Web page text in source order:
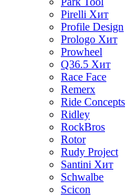
Pirelli Хит
Profile Design
Prologo Хит
Prowheel
Q36.5 Хит
Race Face
Remerx
Ride Concepts
Ridley
RockBros
Rotor
Rudy Project
Santini Хит
Schwalbe
Scicon